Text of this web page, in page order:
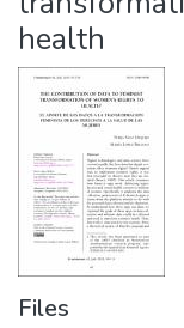
Collections
All of DSpace
Statistics
Policies
health
Files